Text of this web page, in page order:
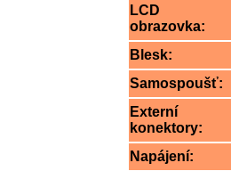
LCD
obrazovka:
Blesk:
Samospoušť:
Externí
konektory:
Napájení: